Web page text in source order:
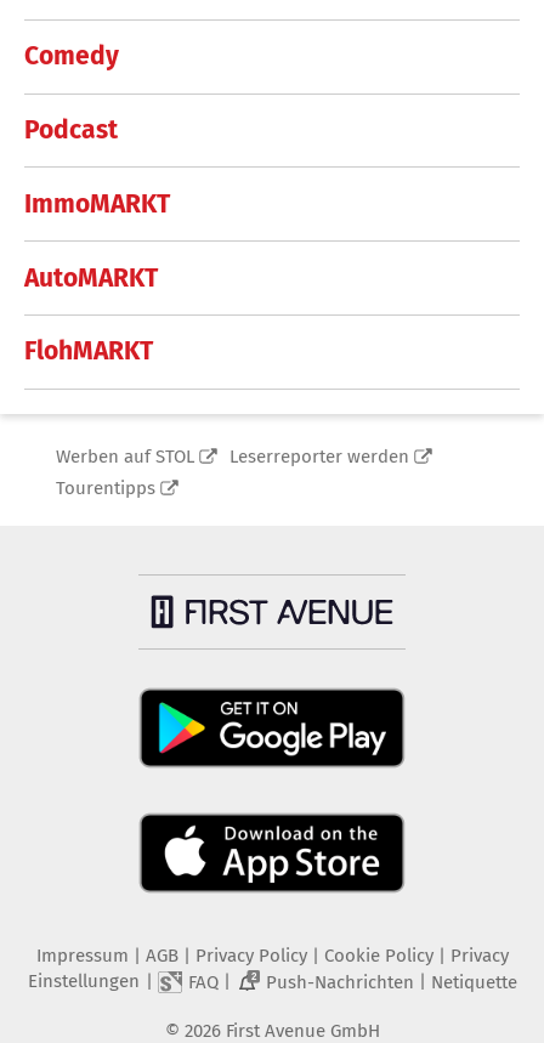
Comedy
Podcast
ImmoMARKT
AutoMARKT
FlohMARKT
Werben auf STOL
Leserreporter werden
Tourentipps
Impressum | AGB | Privacy Policy| Cookie Policy| Privacy
Einstellungen | FAQ| 2 Push-Nachrichten | Netiquette
© 2026 First Avenue GmbH